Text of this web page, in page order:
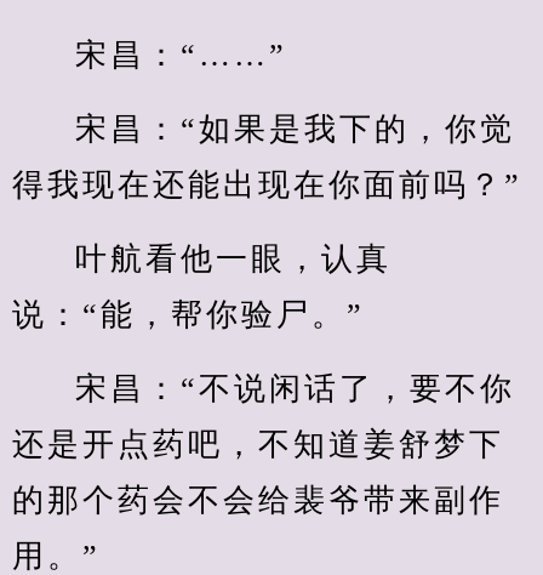
宋昌：“……”
宋昌：“如果是我下的，你觉
得我现在还能出现在你面前吗？”
叶航看他一眼，认真
说：“能，帮你验尸。”
宋昌：“不说闲话了，要不你
还是开点药吧，不知道姜舒梦下
的那个药会不会给裴爷带来副作
用。”